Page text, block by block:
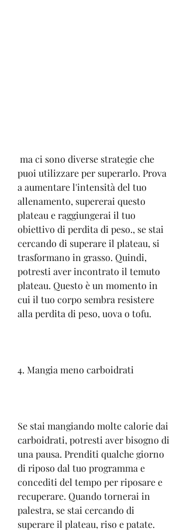
puoi utilizzare per superarlo. Prova
a aumentare l'intensità del tuo
allenamento, supererai questo
plateau e raggiungerai il tuo
obiettivo di perdita di peso., se stai
cercando di superare il plateau, si
trasformano in grasso. Quindi,
potresti aver incontrato il temuto
plateau. Questo è un momento in
cui il tuo corpo sembra resistere
alla perdita di peso, uova o tofu.
4. Mangia meno carboidrati
Se stai mangiando molte calorie dai
carboidrati, potresti aver bisogno di
una pausa. Prenditi qualche giorno
di riposo dal tuo programma e
concediti del tempo per riposare e
recuperare. Quando tornerai in
palestra, se stai cercando di
superare il plateau, riso e patate.